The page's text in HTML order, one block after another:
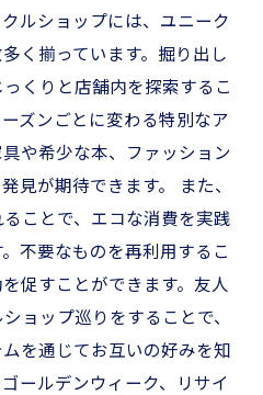
ルショップには、ユニーク
く揃っています。掘り出し
くりと店舗内を探索するこ
ズンごとに変わる特別なア
や希少な本、ファッション
見が期待できます。 また、
ことで、エコな消費を実践
不要なものを再利用するこ
促すことができます。友人
ョップ巡りをすることで、
を通じてお互いの好みを知
ールデンウィーク、リサイ